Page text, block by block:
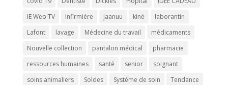
IE Web TV
infirmière Jaanuu kiné
laborantin
Lafont
lavage Médecine du travail
médicaments
Nouvelle collection
pantalon médical
pharmacie
ressources humaines
santé senior
soignant
soins animaliers
Soldes Système de soin
Tendance